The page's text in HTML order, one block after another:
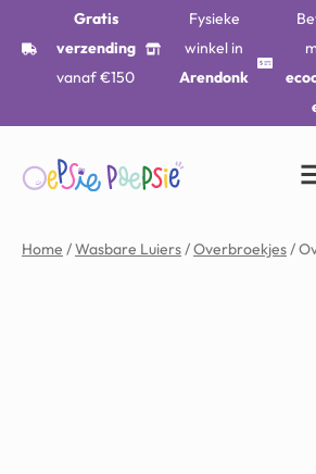
Gratis
verzending
vanaf €150
Fysieke
winkel in
Arendonk
Home /Wasbare Luiers/Overbroekjes/